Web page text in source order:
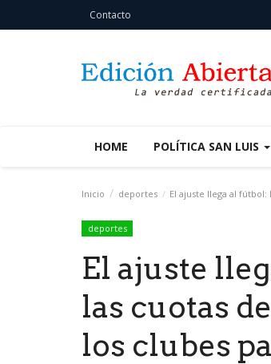
Contacto
HOME POLÍTICA SAN LUIS
Inicio deportes El ajuste llega al
deportes
El ajuste
las cuotas
los clubes